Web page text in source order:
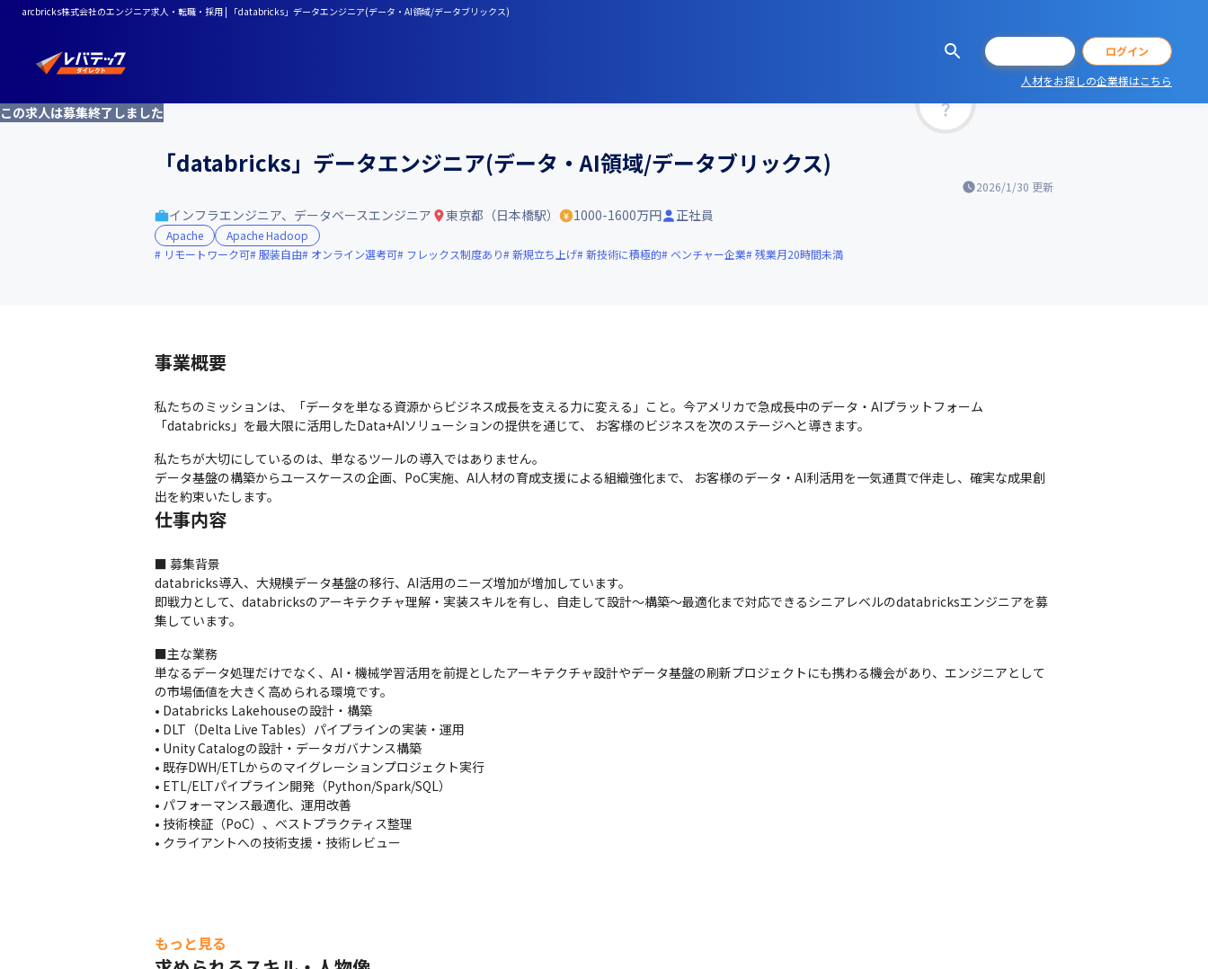
arcbricks株式会社のエンジニア求人・転職・採用 | 「databricks」データエンジニア(データ・AI領域/データブリックス)
ログイン
人材をお探しの企業様はこちら
この求人は募集終了しました
「databricks」データエンジニア(データ・AI領域/データブリックス)
2026/1/30 更新
インフラエンジニア、データベースエンジニア 東京都（日本橋駅） 1000-1600万円 正社員
Apache
Apache Hadoop
リモートワーク可 服装自由 オンライン選考可 フレックス制度あり 新規立ち上げ 新技術に積極的 ベンチャー企業 残業月20時間未満
事業概要
私たちのミッションは、「データを単なる資源からビジネス成長を支える力に変える」こと。今アメリカで急成長中のデータ・AIプラットフォーム
「databricks」を最大限に活用したData+AIソリューションの提供を通じて、 お客様のビジネスを次のステージへと導きます。
私たちが大切にしているのは、単なるツールの導入ではありません。
データ基盤の構築からユースケースの企画、PoC実施、AI人材の育成支援による組織強化まで、 お客様のデータ・AI利活用を一気通貫で伴走し、確実な成果創
出を約束いたします。
仕事内容
■ 募集背景
databricks導入、大規模データ基盤の移行、AI活用のニーズ増加が増加しています。
即戦力として、databricksのアーキテクチャ理解・実装スキルを有し、自走して設計〜構築〜最適化まで対応できるシニアレベルのdatabricksエンジニアを募
集しています。
■主な業務
単なるデータ処理だけでなく、AI・機械学習活用を前提としたアーキテクチャ設計やデータ基盤の刷新プロジェクトにも携わる機会があり、エンジニアとして
の市場価値を大きく高められる環境です。
• Databricks Lakehouseの設計・構築
• DLT（Delta Live Tables）パイプラインの実装・運用
• Unity Catalogの設計・データガバナンス構築
• 既存DWH/ETLからのマイグレーションプロジェクト実行
• ETL/ELTパイプライン開発（Python/Spark/SQL）
• パフォーマンス最適化、運用改善
• 技術検証（PoC）、ベストプラクティス整理
• クライアントへの技術支援・技術レビュー
もっと見る